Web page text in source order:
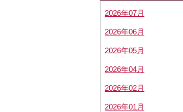
2026年07月
2026年06月
2026年05月
2026年04月
2026年02月
2026年01月